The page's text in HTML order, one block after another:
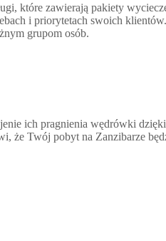
które zawierają pakiety
i priorytetach swoich
grupom osób.
ich pragnienia wędrówki
że Twój pobyt na Zanzibarze